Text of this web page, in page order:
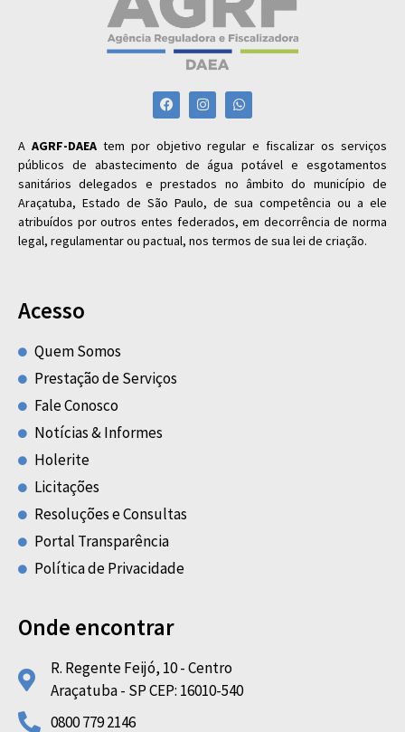
A AGRF-DAEAtem por objetivo regular e fiscalizar os serviços
públicos de abastecimento de água potável e esgotamentos
sanitários delegados e prestados no âmbito do município de
Araçatuba, Estado de São Paulo, de sua competência ou a ele
atribuídos por outros entes federados, em decorrência de norma
legal, regulamentar ou pactual, nos termos de sua lei de criação.
Acesso
Quem Somos
Prestação de Serviços
Fale Conosco
Notícias & Informes
Holerite
Licitações
Resoluções e Consultas
Portal Transparência
Política de Privacidade
Onde encontrar
R. Regente Feijó, 10 - Centro
Araçatuba - SP CEP: 16010-540
0800 779 2146